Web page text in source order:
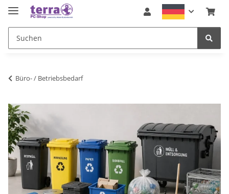
Büro- / Betriebsbedarf